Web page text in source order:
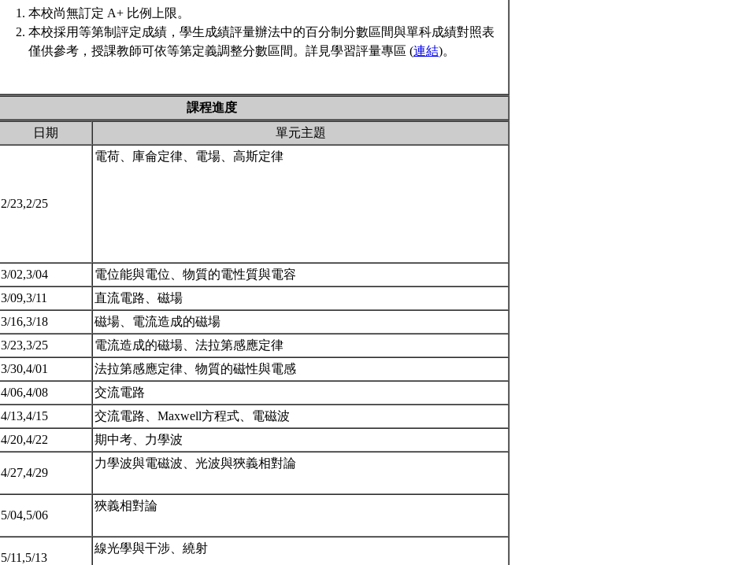
本校尚無訂定 A+ 比例上限。
本校採用等第制評定成績，學生成績評量辦法中的百分制分數區間與單科成績對照表
僅供參考，授課教師可依等第定義調整分數區間。詳見學習評量專區 (連結)。
課程進度
日期 單元主題
2/23,2/25
電荷、庫侖定律、電場、高斯定律
3/02,3/04
電位能與電位、物質的電性質與電容
3/09,3/11
直流電路、磁場
3/16,3/18
磁場、電流造成的磁場
3/23,3/25
電流造成的磁場、法拉第感應定律
3/30,4/01
法拉第感應定律、物質的磁性與電感
4/06,4/08
交流電路
4/13,4/15
交流電路、Maxwell方程式、電磁波
4/20,4/22 期中考、力學波
4/27,4/29
力學波與電磁波、光波與狹義相對論
5/04,5/06
狹義相對論
5/11,5/13
線光學與干涉、繞射